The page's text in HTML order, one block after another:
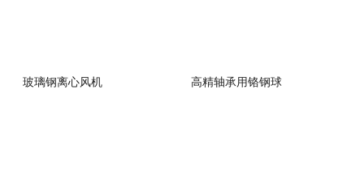
玻璃钢离心风机 高精轴承用铬钢球